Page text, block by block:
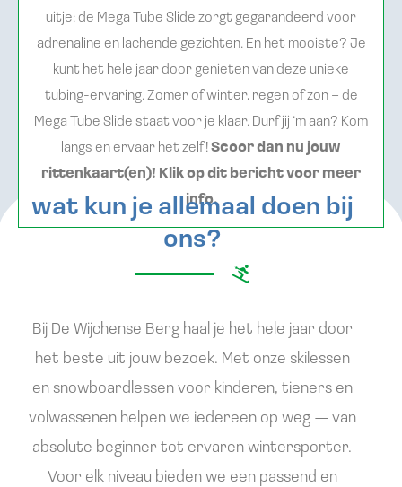
uitje: de Mega Tube Slide zorgt gegarandeerd voor
adrenaline en lachende gezichten. En het mooiste? Je
kunt het hele jaar door genieten van deze unieke
tubing-ervaring. Zomer of winter, regen of zon – de
Mega Tube Slide staat voor je klaar. Durf jij ‘m aan? Kom
langs en ervaar het zelf!Scoor dan nu jouw
rittenkaart(en)! Klik op dit bericht voor meer
info.
wat kun je allemaal doen bij
ons?
Bij De Wijchense Berg haal je het hele jaar door
het beste uit jouw bezoek. Met onze skilessen
en snowboardlessen voor kinderen, tieners en
volwassenen helpen we iedereen op weg — van
absolute beginner tot ervaren wintersporter.
Voor elk niveau bieden we een passend en